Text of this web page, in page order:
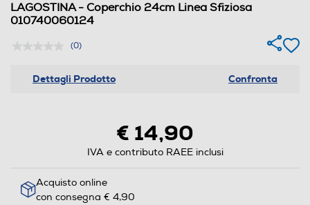
LAGOSTINA - Coperchio 24cm Linea Sfiziosa
010740060124
(0)
Dettagli Prodotto Confronta
€ 14,90
IVA e contributo RAEE inclusi
Acquisto online
con consegna € 4,90